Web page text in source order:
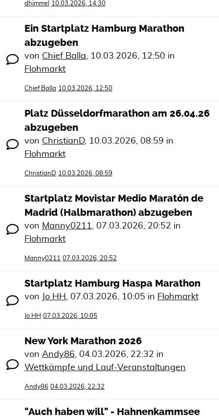
dhimmel 10.03.2026, 14:30
Ein Startplatz Hamburg Marathon
abzugeben
von Chief Balla, 10.03.2026, 12:50 in
Flohmarkt
Chief Balla 10.03.2026, 12:50
Platz Düsseldorfmarathon am 26.04.26
abzugeben
von ChristianD, 10.03.2026, 08:59 in
Flohmarkt
ChristianD 10.03.2026, 08:59
Startplatz Movistar Medio Maratón de
Madrid (Halbmarathon) abzugeben
von Manny0211, 07.03.2026, 20:52 in
Flohmarkt
Manny0211 07.03.2026, 20:52
Startplatz Hamburg Haspa Marathon
von Jo HH , 07.03.2026, 10:05 in Flohmarkt
Jo HH 07.03.2026, 10:05
New York Marathon 2026
von Andy86, 04.03.2026, 22:32 in
Wettkämpfe und Lauf-Veranstaltungen
Andy86 04.03.2026, 22:32
"Auch haben will" - Hahnenkammsee